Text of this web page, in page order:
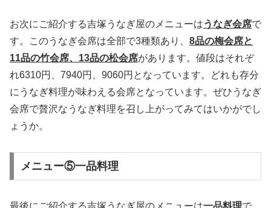
お次にご紹介する吉塚うなぎ屋のメニューはうなぎ会席で
す。このうなぎ会席は全部で3種類あり、 8品の梅会席と
11品の竹会席、13品の松会席があります。値段はそれぞ
れ6310円、7940円、9060円となっています。どれも存分
にうなぎ料理が味わえる会席となっています。ぜひうなぎ
会席で贅沢なうなぎ料理を召し上がってみてはいかがでし
ょうか。
メニュー⑤一品料理
最後にご紹介する吉塚うなぎ屋のメニューは一品料理で